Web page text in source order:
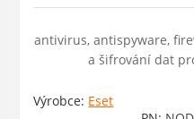
antivirus, antispyware,
a šifrování dat
Výrobce: Eset